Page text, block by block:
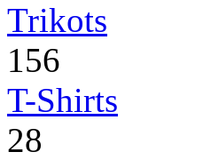
Trikots
156
T-Shirts
28